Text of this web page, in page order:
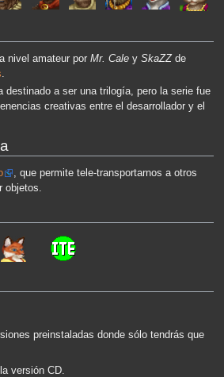
nivel amateur por Mr. Cale y SkaZZde
destinado a ser una trilogía, pero la serie fue
creativas entre el desarrollador y el
, que permite tele-transportarnos a otros
objetos.
preinstaladas donde sólo tendrás que
versión CD.